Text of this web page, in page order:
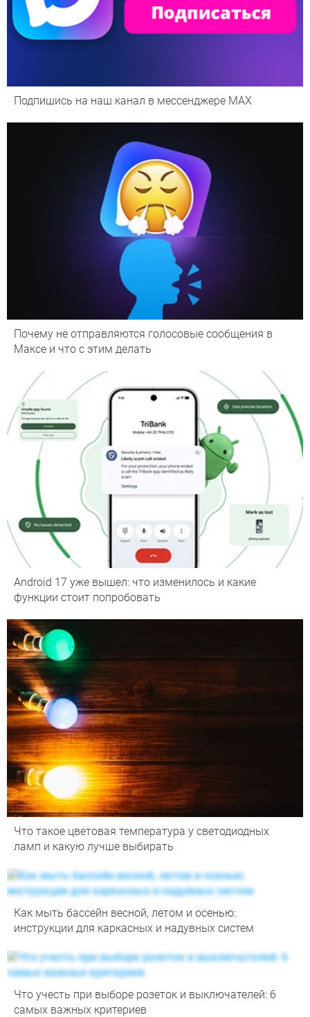
Подпишись на наш канал в мессенджере МАХ
Почему не отправляются голосовые сообщения в
Максе и что с этим делать
Android 17 уже вышел: что изменилось и какие
функции стоит попробовать
Что такое цветовая температура у светодиодных
ламп и какую лучше выбирать
Как мыть бассейн весной, летом и осенью:
инструкции для каркасных и надувных систем
Что учесть при выборе розеток и выключателей: 6
самых важных критериев